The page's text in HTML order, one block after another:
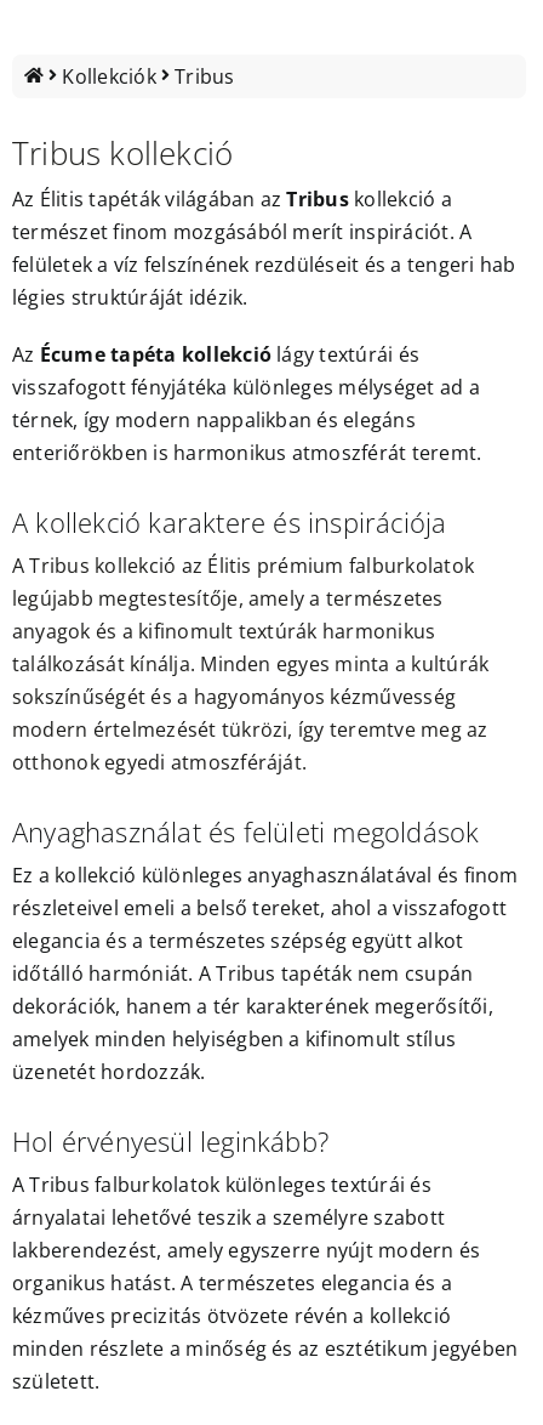
Kollekciók Tribus
Tribus kollekció
Az Élitis tapétákvilágában azTribuskollekció a
természet finom mozgásából merít inspirációt. A
felületek a víz felszínének rezdüléseit és a tengeri hab
légies struktúráját idézik.
Az Écume tapéta kollekció lágy textúrái és
visszafogott fényjátéka különleges mélységet ad a
térnek, így modern nappalikban és elegáns
enteriőrökben is harmonikus atmoszférát teremt.
A kollekció karaktere és inspirációja
A Tribus kollekció az Élitis prémium falburkolatok
legújabb megtestesítője, amely a természetes
anyagok és a kifinomult textúrák harmonikus
találkozását kínálja. Minden egyes minta a kultúrák
sokszínűségét és a hagyományos kézművesség
modern értelmezését tükrözi, így teremtve meg az
otthonok egyedi atmoszféráját.
Anyaghasználat és felületi megoldások
Ez a kollekció különleges anyaghasználatával és finom
részleteivel emeli a belső tereket, ahol a visszafogott
elegancia és a természetes szépség együtt alkot
időtálló harmóniát. A Tribus tapéták nem csupán
dekorációk, hanem a tér karakterének megerősítői,
amelyek minden helyiségben a kifinomult stílus
üzenetét hordozzák.
Hol érvényesül leginkább?
A Tribus falburkolatok különleges textúrái és
árnyalatai lehetővé teszik a személyre szabott
lakberendezést, amely egyszerre nyújt modern és
organikus hatást. A természetes elegancia és a
kézműves precizitás ötvözete révén a kollekció
minden részlete a minőség és az esztétikum jegyében
született.